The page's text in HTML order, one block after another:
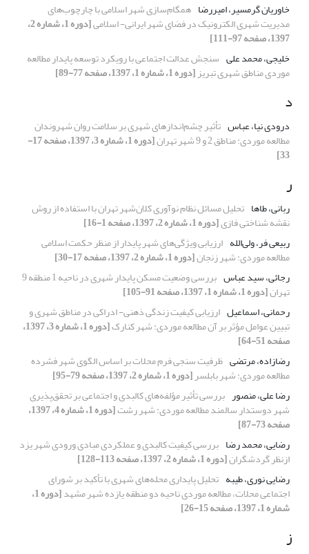
خاوریان گرمسیر، امیررضا همگام‌سازی شهر اسلامی با چارچوب‌های
مدیریت شهری الکترونیک در فضای شهر ایرانی- اسلامی [دوره 1، شماره 2،
1397، صفحه 97-111]
خلیجی، محمد علی سنجش عدالت اجتماعی با رویکرد توسعه پایدار مطالعه
موردی مناطق شهری تبریز[دوره 1، شماره 1، 1397، صفحه 77-89]
د
درودی نیا، عباس تأثیر چشم‌اندازهای شهری بر سلامت روان شهروندان
مطالعه موردی: مناطق 2 و 9 شهر تهران [دوره 1، شماره 3، 1397، صفحه 17-
33]
ر
ربانی، طاها تحلیل مسائل نظام نوآوری کلان‌شهر تهران با استفاده از روش
نقشه شناختی فازی[دوره 1، شماره 2، 1397، صفحه 1-16]
ربیعی فر، ولی‌الله ارزیابی ویژگی‌های شهر پایدار از منظر حکمت اسلامی
مطالعه موردی: شهر زنجان[دوره 1، شماره 2، 1397، صفحه 17-30]
رجائی، سید عباس
بررسی وضعیت مسکن پایدار شهری در ناحیه 1 منطقه 9
تهران[دوره 1، شماره 1، 1397، صفحه 91-105]
رحمانی، اسماعیل ارزیابی کیفیت زندگی ذهنی- ادراکی در مناطق شهری و
تبیین عوامل مؤثر بر آن مطالعه موردی: شهر کنارک [دوره 1، شماره 3، 1397،
صفحه 51-64]
رضازاده، مرتضی ظرفیت سنجی فرم محلات بر اساس الگوی شهر فشرده
مطالعه موردی: شهر بابلسر[دوره 1، شماره 2، 1397، صفحه 79-95]
رضا علی، منصور بررسی تأثیر مؤلفه‌های کالبدی و اجتماعی بر تحقق‌پذیری
شهر دوستدار سالمند مطالعه موردی: شهر رشت [دوره 1، شماره 4، 1397،
صفحه 73-87]
رضایی، محمد رضا بررسی کیفیت کالبدی و عملکردی مبادی ورودی شهر یزد
ازنظر گردشگران[دوره 1، شماره 2، 1397، صفحه 113-128]
رضایی نوری، طیبه تحلیل پایداری محله‌های شهری با تأکید بر شورای
اجتماعی محلات، مطالعه موردی ناحیه دو منطقه یازده شهر مشهد [دوره 1،
شماره 1، 1397، صفحه 15-26]
ز